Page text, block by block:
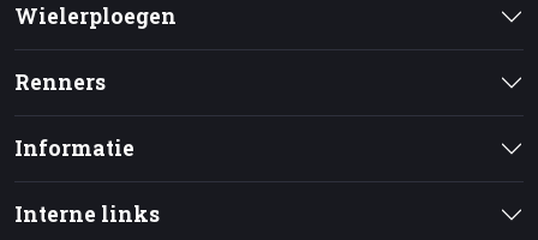
Wielerploegen
Renners
Informatie
Interne links